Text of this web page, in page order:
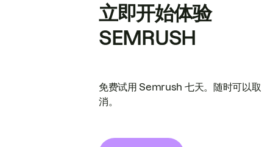
立即开始体验
SEMRUSH
免费试用 Semrush 七天。随时可以取
消。